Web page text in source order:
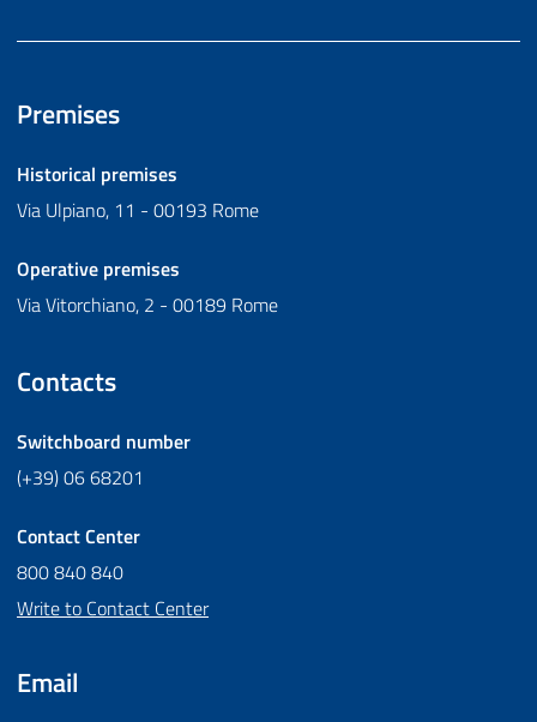
Premises
Historical premises
Via Ulpiano, 11 - 00193 Rome
Operative premises
Via Vitorchiano, 2 - 00189 Rome
Contacts
Switchboard number
(+39) 06 68201
Contact Center
800 840 840
Write to Contact Center
Email